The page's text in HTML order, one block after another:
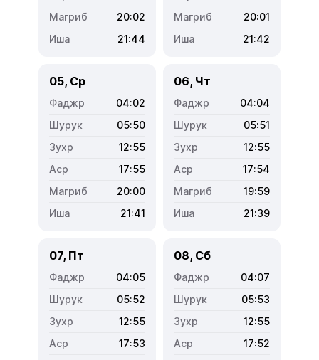
20:02
21:44
20:01
21:42
05, Ср
04:02
05:50
12:55
17:55
20:00
21:41
06, Чт
04:04
05:51
12:55
17:54
19:59
21:39
07, Пт
04:05
05:52
12:55
17:53
08, Сб
04:07
05:53
12:55
17:52